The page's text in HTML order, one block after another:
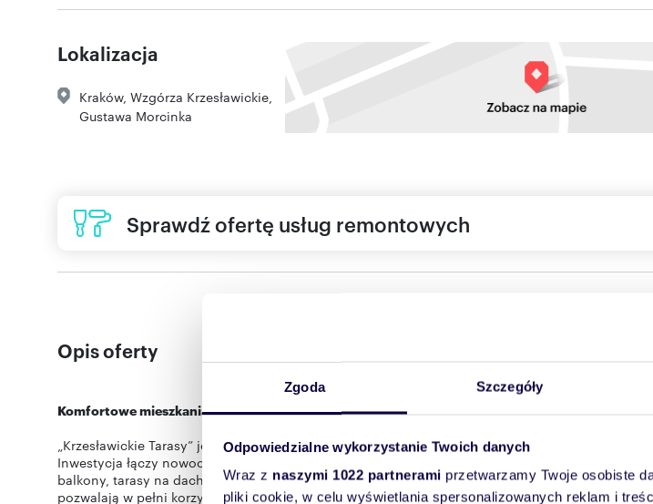
Zgoda Szczegóły
Odpowiedzialne wykorzystanie Twoich danych
Wraz z naszymi 1022 partnerami przetwarzamy Twoje osobiste
pliki cookie, w celu wyświetlania spersonalizowanych reklam i
Lokalizacja
Kraków, Wzgórza Krzesławickie,
Gustawa Morcinka
Sprawdź ofertę usług remontowych
Opis oferty
Komfortowe mieszkania – Twoja codzienność na nowo
„Krzesławickie Tarasy” jest to kameralna inwestycja na zielonym wzniesieniu północno-
Inwestycja łączy nowoczesną architekturę z naturalnym otoczeniem. Mieszkania posiadają
balkony, tarasy na dachu, a dla mieszkań na parterze zostały przewidziane prywatne ogródki
pozwalają w pełni korzystać z przestrzeni na świeżym powietrzu. Duże okna wprowadzają